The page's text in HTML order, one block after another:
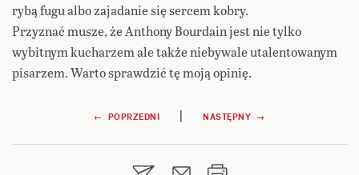
rybą fugu albo zajadanie się sercem kobry.
Przyznać musze, że Anthony Bourdain jest nie tylko
wybitnym kucharzem ale także niebywale utalentowanym
pisarzem. Warto sprawdzić tę moją opinię.
Nawigacja
wpisu
← POPRZEDNI | NASTĘPNY →